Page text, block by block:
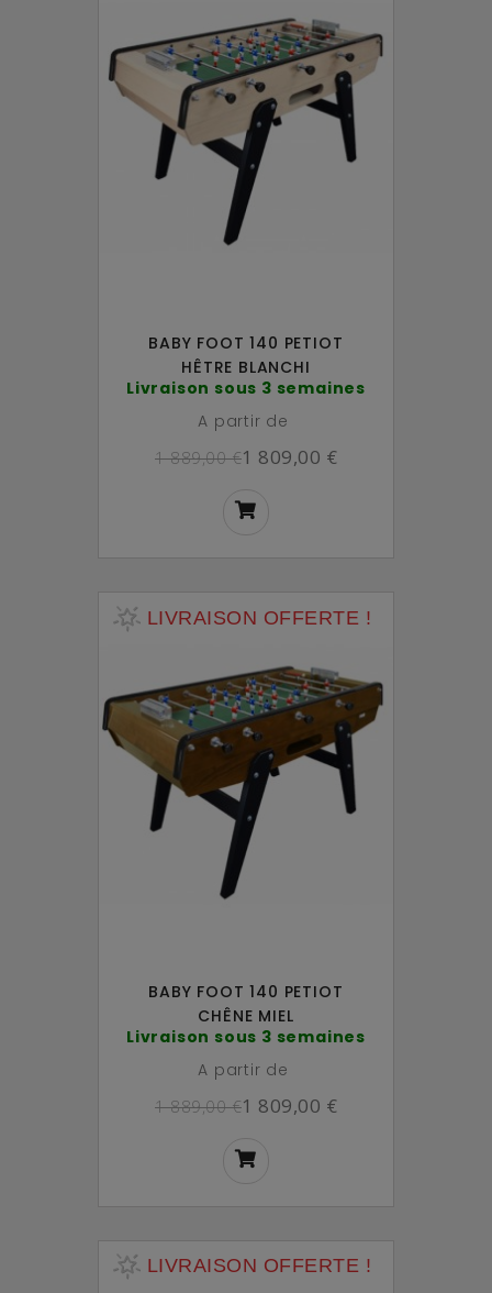
BABY FOOT 140 PETIOT
HÊTRE BLANCHI
Livraison sous 3 semaines
A partir de
1 889,00 €1 809,00 €
LIVRAISON OFFERTE !
BABY FOOT 140 PETIOT
CHÊNE MIEL
Livraison sous 3 semaines
A partir de
1 889,00 €1 809,00 €
LIVRAISON OFFERTE !